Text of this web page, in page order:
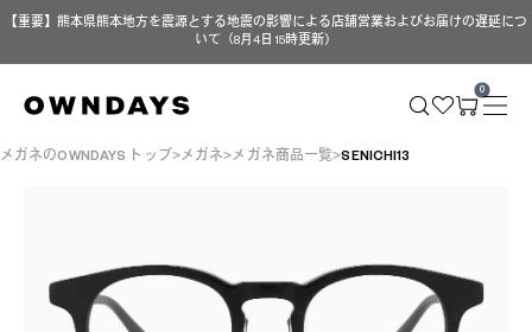
【重要】熊本県熊本地方を震源とする地震の影響による店舗営業およびお届けの遅延につ
いて（8月4日 15時更新）
0
メガネのOWNDAYS トップ メガネ メガネ商品一覧 SENICHI13